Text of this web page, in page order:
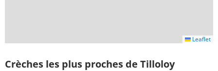
Leaflet
Crèches les plus proches de Tilloloy